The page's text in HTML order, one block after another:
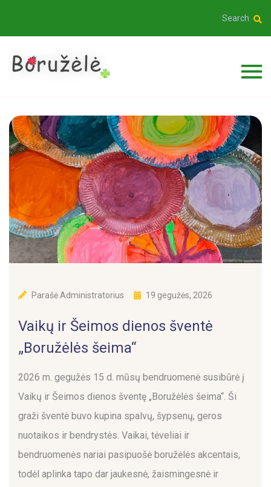
Search
ParašėAdministratorius 19 gegužės, 2026
Vaikų ir Šeimos dienos šventė
„Boružėlės šeima“
2026 m. gegužės 15 d. mūsų bendruomenė susibūrė į
Vaikų ir Šeimos dienos šventę „Boružėlės šeima“. Ši
graži šventė buvo kupina spalvų, šypsenų, geros
nuotaikos ir bendrystės. Vaikai, tėveliai ir
bendruomenės nariai pasipuošė boružėlės akcentais,
todėl aplinka tapo dar jaukesnė, žaismingesnė ir